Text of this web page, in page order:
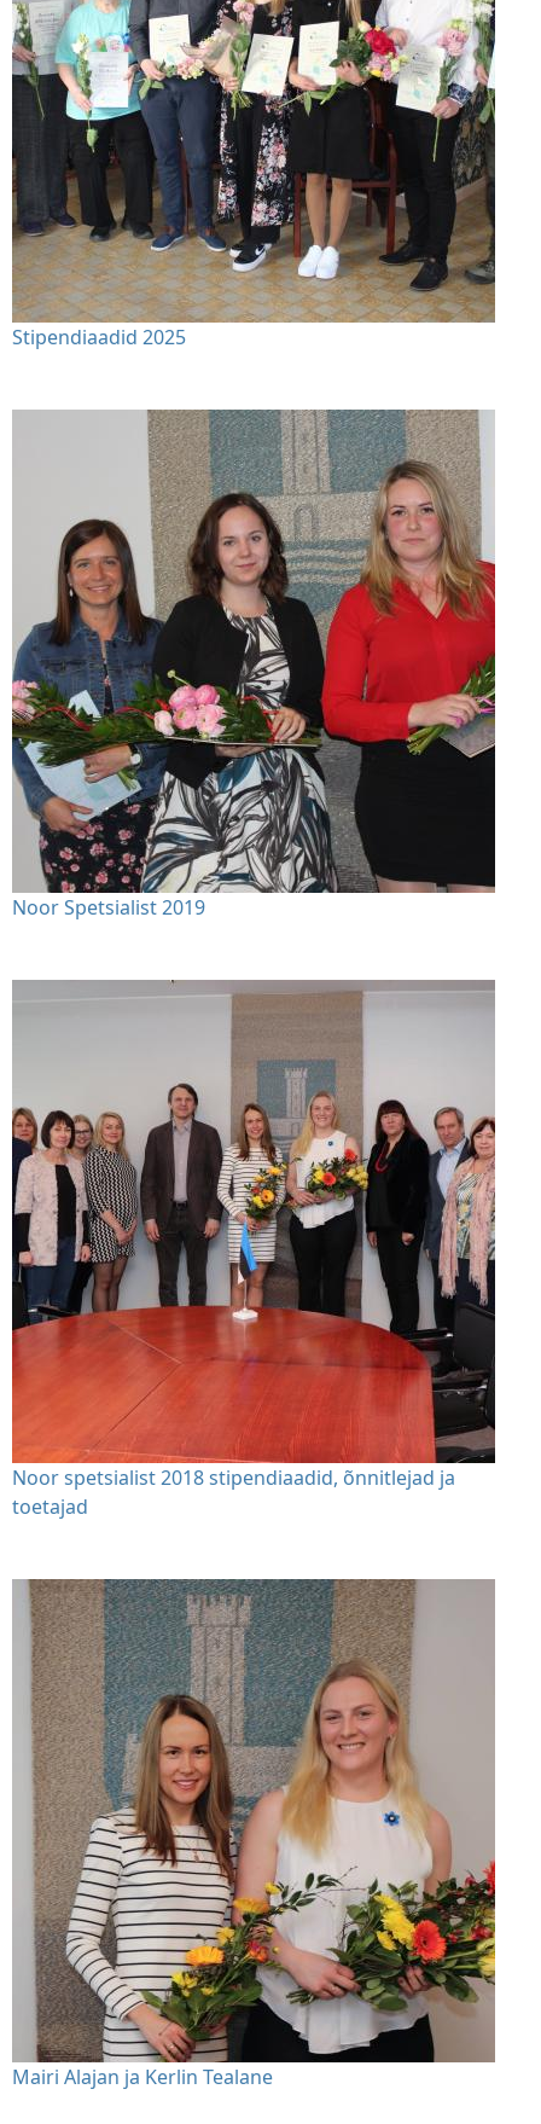
Stipendiaadid 2025
Noor Spetsialist 2019
Noor spetsialist 2018 stipendiaadid, õnnitlejad ja
toetajad
Mairi Alajan ja Kerlin Tealane